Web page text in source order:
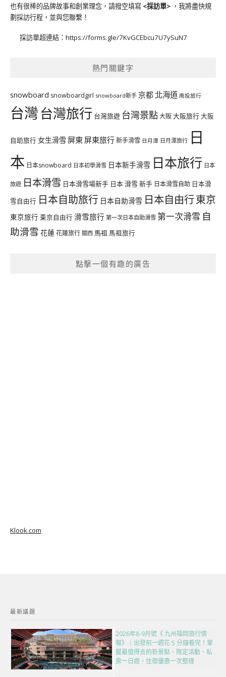
也有很棒的品牌故事和創業理念，請撥空填寫 <採訪單> ，我將盡快規
劃採訪行程，並與您聯繫！
採訪單超連結： https://forms.gle/7KvGCEbcu7U7ySuN7
熱門關鍵字
snowboard snowboardgirl snowboard新手 京都 北海道 南投旅行
台灣台灣旅行 台灣旅遊 台灣景點大阪大阪旅行大阪
自助旅行 女生滑雪 屏東 屏東旅行新手滑雪 日月潭 日月潭旅行 日
本 日本snowboard 日本初學滑雪 日本新手滑雪 日本旅行 日本
旅遊 日本滑雪 日本滑雪場新手 日本 滑雪 新手 日本滑雪自助 日本滑
雪自由行 日本自助旅行 日本自助滑雪 日本自由行東京
東京旅行 東京自由行 滑雪旅行 第一次日本自助滑雪 第一次滑雪 自
助滑雪 花蓮花蓮旅行 關西 馬祖 馬祖旅行
點擊一個有趣的廣告
Klook.com
最新議題
2026年8-9月號《 九州福岡旅行情
報》｜出發前一週花 5 分鐘看完！掌
握最值得去的新景點、限定活動、私
房一日遊、住宿優惠一次整理